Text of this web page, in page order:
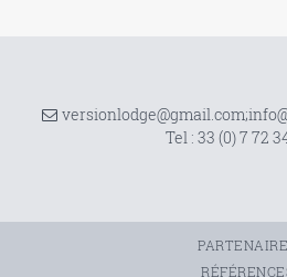
Tel : 33 (0) 7 72